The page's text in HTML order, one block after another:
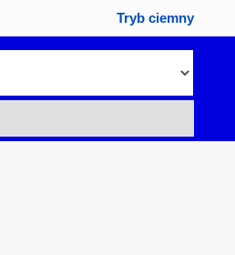
Tryb ciemny